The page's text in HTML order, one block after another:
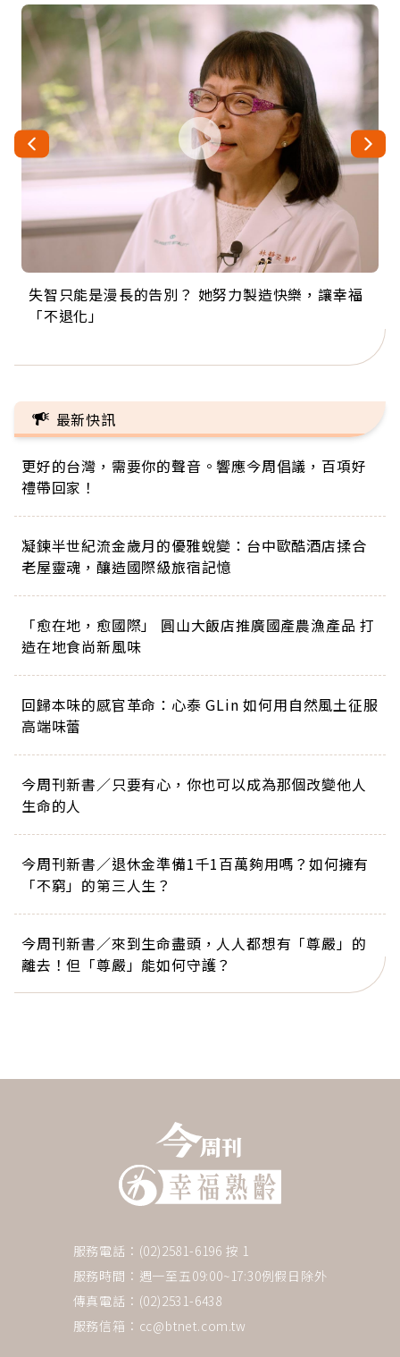
失智只能是漫長的告別？ 她努力製造快樂，讓幸福
「不退化」
來自剛果的巧克力神父 為台灣奉獻36年 「台灣是我
的家，我連作夢都講台語！」
63歲卸矽谷副總、搬回台灣找快樂！「蛋黃哥小
丑」走進安養院，逗樂上萬爺奶：退休後才開始真
104歲打破金氏世界紀錄 成為全球最年長羽球選
手，分享長壽的秘密原來是「這個」
事業巔峰他選擇追夢…黑手阿伯拉小提琴還登上小
巨蛋！連CNN都大讚！
最新快訊
更好的台灣，需要你的聲音。響應今周倡議，百項好
禮帶回家！
凝鍊半世紀流金歲月的優雅蛻變：台中歐酷酒店揉合
老屋靈魂，釀造國際級旅宿記憶
「愈在地，愈國際」 圓山大飯店推廣國產農漁產品 打
造在地食尚新風味
回歸本味的感官革命：心泰 GLin 如何用自然風土征服
高端味蕾
今周刊新書／只要有心，你也可以成為那個改變他人
生命的人
今周刊新書／退休金準備1千1百萬夠用嗎？如何擁有
「不窮」的第三人生？
今周刊新書／來到生命盡頭，人人都想有「尊嚴」的
離去！但「尊嚴」能如何守護？
服務電話：(02)2581-6196 按 1
服務時間：週一至五09:00~17:30例假日除外
傳真電話：(02)2531-6438
服務信箱： cc@btnet.com.tw